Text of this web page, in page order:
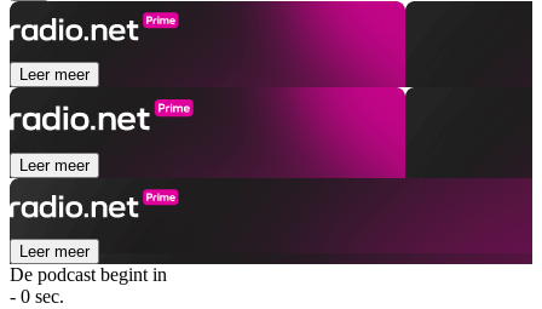
Leer meer
Leer meer
Leer meer
De podcast begint in
- 0 sec.